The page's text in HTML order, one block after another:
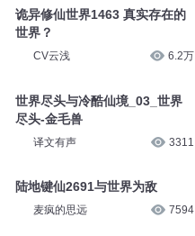
诡异修仙世界1463 真实存在的
世界？
CV云浅 6.2万
世界尽头与冷酷仙境_03_世界
尽头-金毛兽
译文有声 3311
陆地键仙2691与世界为敌
麦疯的思远 7594